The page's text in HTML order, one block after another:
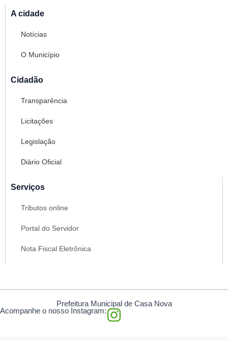
A cidade
Notícias
O Município
Cidadão
Transparência
Licitações
Legislação
Diário Oficial
Serviços
Tributos online
Portal do Servidor
Nota Fiscal Eletrônica
Prefeitura Municipal de Casa Nova
I
Acompanhe o nosso Instagram: